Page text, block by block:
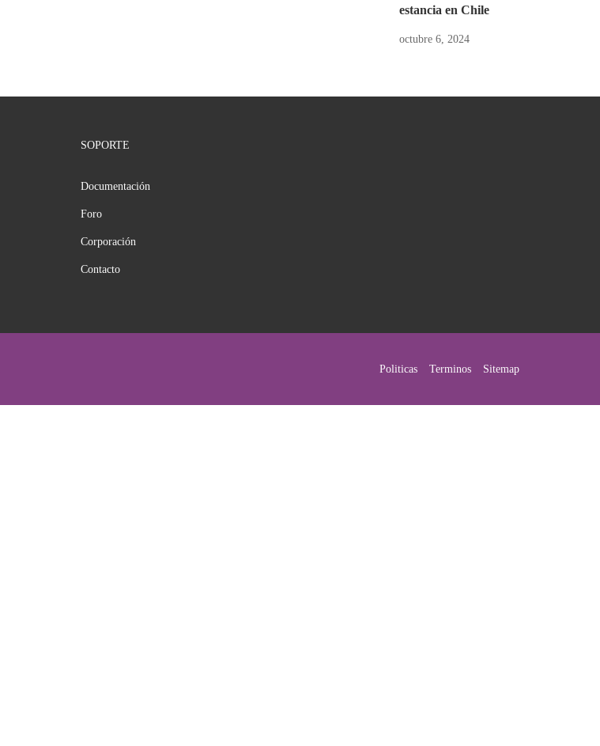
estancia en Chile
octubre 6, 2024
SOPORTE
Documentación
Foro
Corporación
Contacto
Politicas Terminos Sitemap